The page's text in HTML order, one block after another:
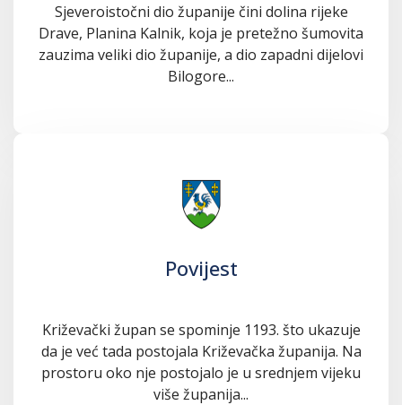
Sjeveroistočni dio županije čini dolina rijeke
Drave, Planina Kalnik, koja je pretežno šumovita
zauzima veliki dio županije, a dio zapadni dijelovi
Bilogore...
Povijest
Križevački župan se spominje 1193. što ukazuje
da je već tada postojala Križevačka županija. Na
prostoru oko nje postojalo je u srednjem vijeku
više županija...